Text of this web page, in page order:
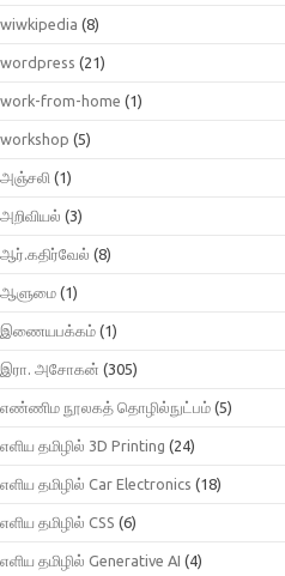
wiwkipedia (8)
wordpress (21)
work-from-home (1)
workshop (5)
அஞ்சலி (1)
அறிவியல் (3)
ஆர்.கதிர்வேல் (8)
ஆளுமை (1)
இணையபக்கம் (1)
இரா. அசோகன் (305)
எண்ணிம நூலகத் தொழில்நுட்பம் (5)
எளிய தமிழில் 3D Printing (24)
எளிய தமிழில் Car Electronics (18)
எளிய தமிழில் CSS (6)
எளிய தமிழில் Generative AI (4)